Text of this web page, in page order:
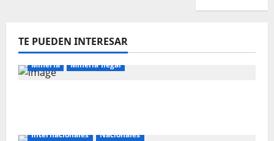
TE PUEDEN INTERESAR
Mineria Mineria Ilegal
Internacionales Nacionales